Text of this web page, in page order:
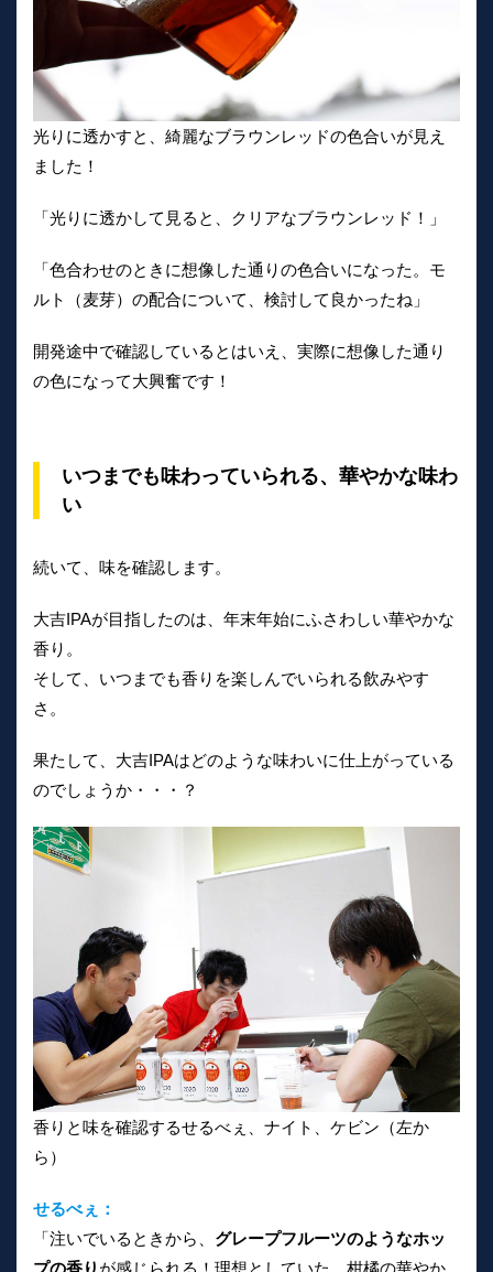
光りに透かすと、綺麗なブラウンレッドの色合いが見え
ました！
「光りに透かして見ると、クリアなブラウンレッド！」
「色合わせのときに想像した通りの色合いになった。モ
ルト（麦芽）の配合について、検討して良かったね」
開発途中で確認しているとはいえ、実際に想像した通り
の色になって大興奮です！
いつまでも味わっていられる、華やかな味わ
い
続いて、味を確認します。
大吉IPAが目指したのは、年末年始にふさわしい華やかな
香り。
そして、いつまでも香りを楽しんでいられる飲みやす
さ。
果たして、大吉IPAはどのような味わいに仕上がっている
のでしょうか・・・？
香りと味を確認するせるべぇ、ナイト、ケビン（左か
ら）
せるべぇ：
「注いでいるときから、 グレープフルーツのようなホッ
プの香り が感じられる！理想としていた、柑橘の華やか